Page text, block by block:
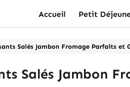
Accueil Petit
Salés Jambon Fromage Parfaits et
Salés Jambon